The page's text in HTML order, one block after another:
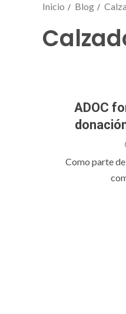
Inicio Blog
ADOC
Como parte